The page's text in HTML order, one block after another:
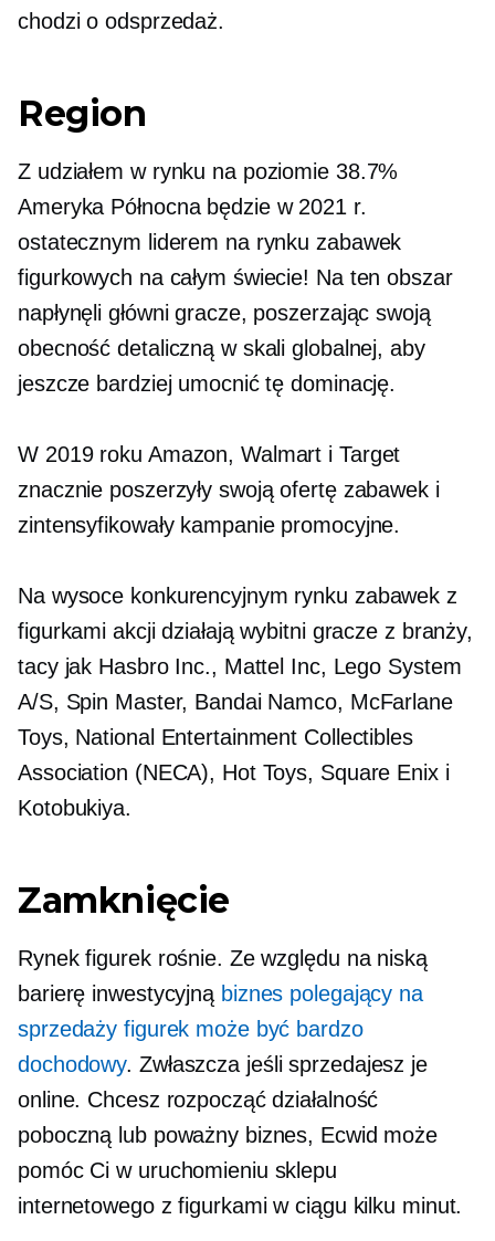
chodzi o odsprzedaż.
Region
Z udziałem w rynku na poziomie 38.7%
Ameryka Północna będzie w 2021 r.
ostatecznym liderem na rynku zabawek
figurkowych na całym świecie! Na ten obszar
napłynęli główni gracze, poszerzając swoją
obecność detaliczną w skali globalnej, aby
jeszcze bardziej umocnić tę dominację.
W 2019 roku Amazon, Walmart i Target
znacznie poszerzyły swoją ofertę zabawek i
zintensyfikowały kampanie promocyjne.
Na wysoce konkurencyjnym rynku zabawek z
figurkami akcji działają wybitni gracze z branży,
tacy jak Hasbro Inc., Mattel Inc, Lego System
A/S, Spin Master, Bandai Namco, McFarlane
Toys, National Entertainment Collectibles
Association (NECA), Hot Toys, Square Enix i
Kotobukiya.
Zamknięcie
Rynek figurek rośnie. Ze względu na niską
barierę inwestycyjną biznes polegający na
sprzedaży figurek może być bardzo
dochodowy. Zwłaszcza jeśli sprzedajesz je
online. Chcesz rozpocząć działalność
poboczną lub poważny biznes, Ecwid może
pomóc Ci w uruchomieniu sklepu
internetowego z figurkami w ciągu kilku minut.